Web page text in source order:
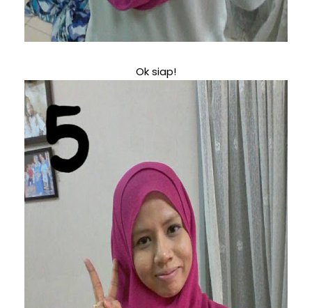
Ok siap!